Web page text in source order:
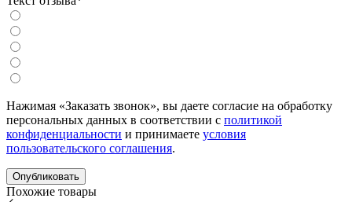
Нажимая «Заказать звонок», вы даете согласие на обработку
персональных данных в соответствии с политикой
конфиденциальности и принимаете условия
пользовательского соглашения.
Похожие товары